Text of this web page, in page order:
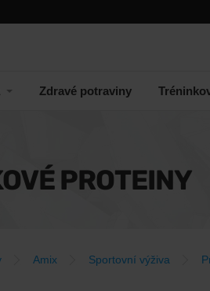
Zdravé potraviny
PROTEINY
Amix Sportovní výživa